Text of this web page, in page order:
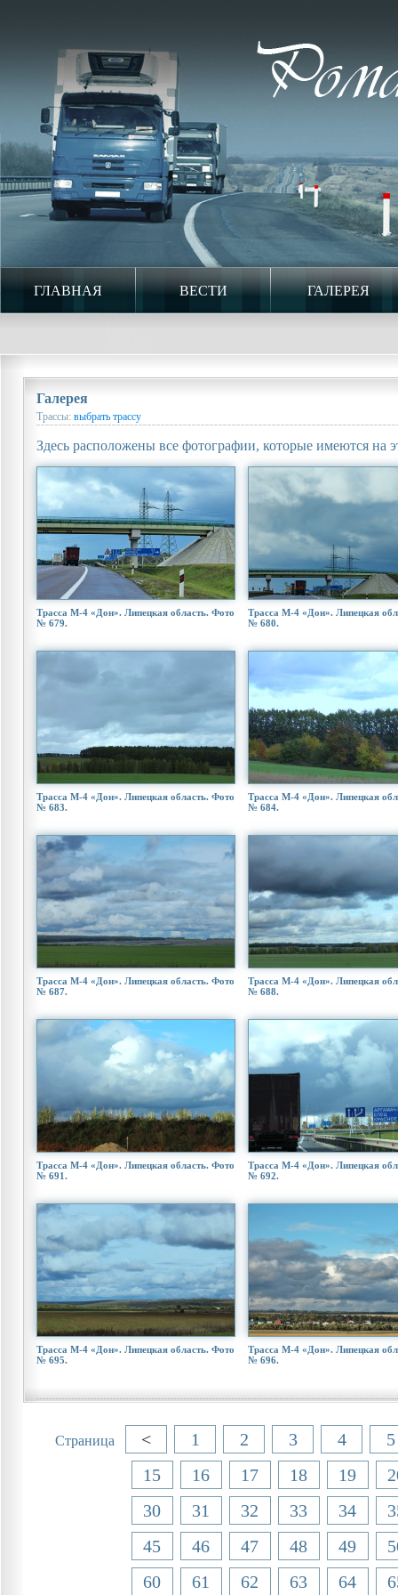
ГЛАВНАЯ ВЕСТИ ГАЛЕРЕЯ
Галерея
Трассы: выбрать трассу
Здесь расположены все фотографии, которые имеются на
Трасса М-4 «Дон». Липецкая область. Фото
№ 679.
Трасса М-4 «Дон». Липецкая
№ 680.
Трасса М-4 «Дон». Липецкая область. Фото
№ 683.
Трасса М-4 «Дон». Липецкая
№ 684.
Трасса М-4 «Дон». Липецкая область. Фото
№ 687.
Трасса М-4 «Дон». Липецкая
№ 688.
Трасса М-4 «Дон». Липецкая область. Фото
№ 691.
Трасса М-4 «Дон». Липецкая
№ 692.
Трасса М-4 «Дон». Липецкая область. Фото
№ 695.
Трасса М-4 «Дон». Липецкая
№ 696.
Страница < 1 2 3 4
5
15
16 17 18 19
30
31 32 33 34
45
46 47 48 49
60
61 62 63 64